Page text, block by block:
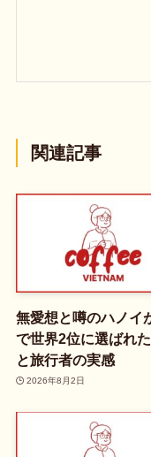
関連記事
無愛想と噂のハノイ
で世界2位に選ばれ
と旅行者の実感
2026年8月2日